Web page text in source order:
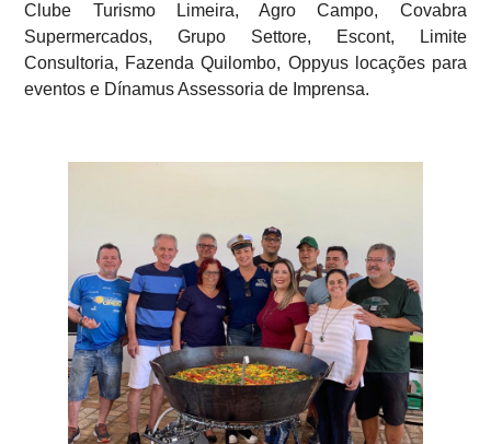
Clube Turismo Limeira, Agro Campo, Covabra
Supermercados, Grupo Settore, Escont, Limite
Consultoria, Fazenda Quilombo, Oppyus locações para
eventos e Dínamus Assessoria de Imprensa.